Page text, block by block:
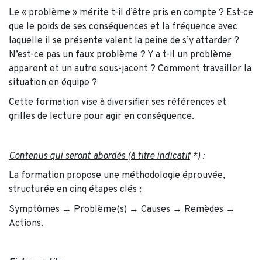
Le « problème » mérite t-il d’être pris en compte ? Est-ce
que le poids de ses conséquences et la fréquence avec
laquelle il se présente valent la peine de s’y attarder ?
N’est-ce pas un faux problème ? Y a t-il un problème
apparent et un autre sous-jacent ? Comment travailler la
situation en équipe ?
Cette formation vise à diversifier ses références et
grilles de lecture pour agir en conséquence.
Contenus qui seront abordés (à titre indicatif*) :
La formation propose une méthodologie éprouvée,
structurée en cinq étapes clés :
Symptômes → Problème(s) → Causes → Remèdes →
Actions.